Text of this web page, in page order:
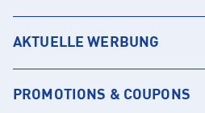
AKTUELLE WERBUNG
PROMOTIONS & COUPONS